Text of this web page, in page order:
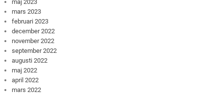
maj 2023
mars 2023
februari 2023
december 2022
november 2022
september 2022
augusti 2022
maj 2022
april 2022
mars 2022